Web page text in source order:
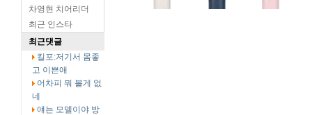
차영현 치어리더
최근 인스타
최근댓글
킬포:저기서 몸좋
고 이쁜애
어차피 뭐 볼게 없
네
얘는 모델이야 방